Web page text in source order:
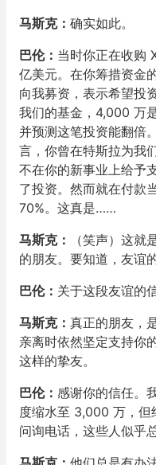
马斯克： 确实如此。
巴伦： 当时你正在收购
亿美元。在你筹措资金
向我募资，表示希望投
我们的基金，4,000 万
并预测这笔投资能翻倍
言，你曾在特斯拉为我
不在你的新事业上给予
了投资。然而就在付款
70%。这真是……
马斯克：
（笑声）这
的朋友。要知道，友谊
巴伦： 关于这段友谊的
马斯克： 真正的朋友，
亲离时依然坚定支持你
这样的挚友。
巴伦： 感谢你的信任。
度缩水至 3,000 万，但
问询电话，这些人似乎